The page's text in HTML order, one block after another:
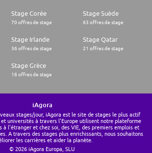
Stage Corée
70 offres de stage
Stage Suède
63 offres de stage
Stage Irlande
36 offres de stage
Stage Qatar
21 offres de stage
Stage Grèce
18 offres de stage
iAgora
stages/jour, iAgora est le site de stages le plus actif
et universités à travers l'Europe utilisent notre plateforme
à l'étranger et chez soi, des VIE, des premiers emplois et
A travers des stages plus enrichissants, nous souhaitons
les carrières et aider la planète.
© 2026 iAgora Europa, SLU